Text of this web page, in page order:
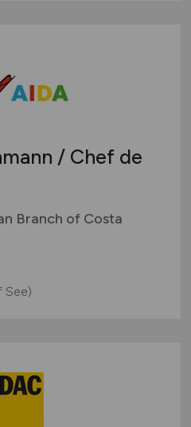
/ Chef de
Branch of Costa
See)